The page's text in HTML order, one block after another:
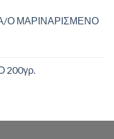
Ο ΜΑΡΙΝΑΡΙΣΜΕΝΟ
200γρ.